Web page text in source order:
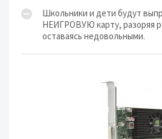
Школьники и дети будут
НЕИГРОВУЮ карту, разоряя
оставаясь недовольными.